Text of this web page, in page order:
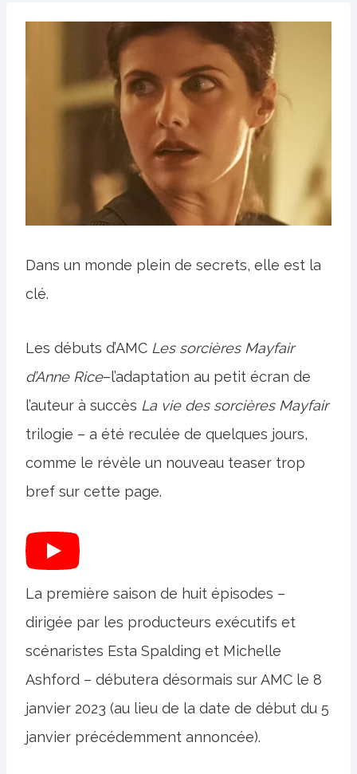
Dans un monde plein de secrets, elle est la
clé.
Les débuts d’AMC Les sorcières Mayfair
d’Anne Rice–l’adaptation au petit écran de
l’auteur à succès La vie des sorcières Mayfair
trilogie – a été reculée de quelques jours,
comme le révèle un nouveau teaser trop
bref sur cette page.
La première saison de huit épisodes –
dirigée par les producteurs exécutifs et
scénaristes Esta Spalding et Michelle
Ashford – débutera désormais sur AMC le 8
janvier 2023 (au lieu de la date de début du 5
janvier précédemment annoncée).